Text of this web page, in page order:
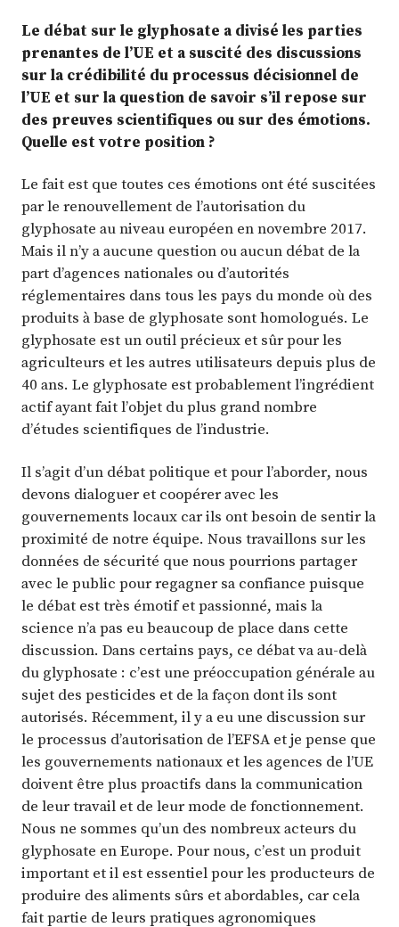
Le débat sur le glyphosate a divisé les parties
prenantes de l’UE et a suscité des discussions
sur la crédibilité du processus décisionnel de
l’UE et sur la question de savoir s’il repose sur
des preuves scientifiques ou sur des émotions.
Quelle est votre position ?
Le fait est que toutes ces émotions ont été suscitées
par le renouvellement de l’autorisation du
glyphosate au niveau européen en novembre 2017.
Mais il n’y a aucune question ou aucun débat de la
part d’agences nationales ou d’autorités
réglementaires dans tous les pays du monde où des
produits à base de glyphosate sont homologués. Le
glyphosate est un outil précieux et sûr pour les
agriculteurs et les autres utilisateurs depuis plus de
40 ans. Le glyphosate est probablement l’ingrédient
actif ayant fait l’objet du plus grand nombre
d’études scientifiques de l’industrie.
Il s’agit d’un débat politique et pour l’aborder, nous
devons dialoguer et coopérer avec les
gouvernements locaux car ils ont besoin de sentir la
proximité de notre équipe. Nous travaillons sur les
données de sécurité que nous pourrions partager
avec le public pour regagner sa confiance puisque
le débat est très émotif et passionné, mais la
science n’a pas eu beaucoup de place dans cette
discussion. Dans certains pays, ce débat va au-delà
du glyphosate : c’est une préoccupation générale au
sujet des pesticides et de la façon dont ils sont
autorisés. Récemment, il y a eu une discussion sur
le processus d’autorisation de l’EFSA et je pense que
les gouvernements nationaux et les agences de l’UE
doivent être plus proactifs dans la communication
de leur travail et de leur mode de fonctionnement.
Nous ne sommes qu’un des nombreux acteurs du
glyphosate en Europe. Pour nous, c’est un produit
important et il est essentiel pour les producteurs de
produire des aliments sûrs et abordables, car cela
fait partie de leurs pratiques agronomiques